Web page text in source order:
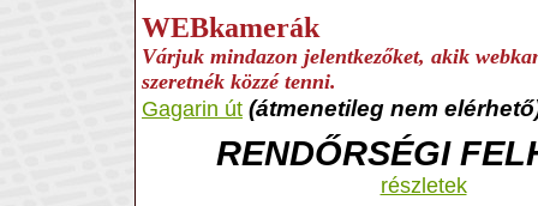
WEBkamerák
Várjuk mindazon jelentkezőket, akik
szeretnék közzé tenni.
Gagarin út (átmenetileg nem
RENDŐRSÉGI
részletek